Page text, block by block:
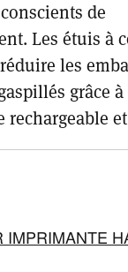
de
Les étuis à
les
grâce
rechargeable
IMPRIMANTE